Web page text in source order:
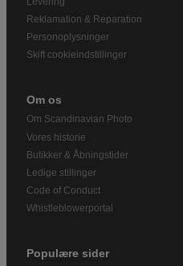
Reklamation & Reparation
Personoplysninger
Skift cookieindstillinger
Om os
Om Scandinavian Photo
Vores historie
Butikker & Åbningstider
Ledige stillinger
Code of Conduct
Whistleblowerportal
Populære sider